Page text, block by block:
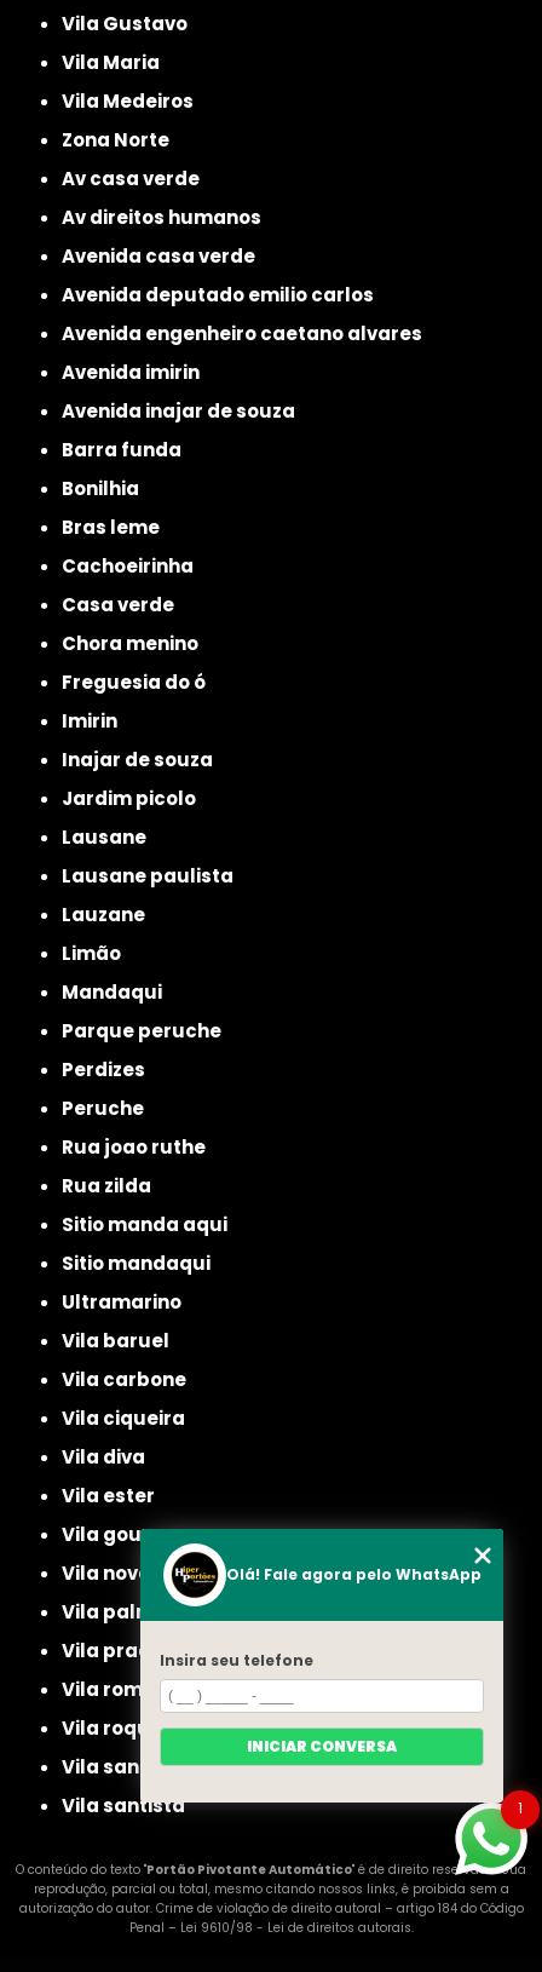
Vila Gustavo
Vila Maria
Vila Medeiros
Zona Norte
av casa verde
av direitos humanos
avenida casa verde
avenida deputado emilio carlos
avenida engenheiro caetano alvares
avenida imirin
avenida inajar de souza
barra funda
bonilhia
bras leme
cachoeirinha
casa verde
chora menino
freguesia do ó
imirin
inajar de souza
jardim picolo
lausane
lausane paulista
lauzane
limão
mandaqui
parque peruche
perdizes
peruche
rua joao ruthe
rua zilda
sitio manda aqui
sitio mandaqui
ultramarino
vila baruel
vila carbone
vila ciqueira
vila diva
vila ester
vila gouvea
vila nova cachoeirinha
vila palmeiras
vila prado
vila romero
vila roque
vila santa maria
vila santista
O conteúdo do texto "Portão Pivotante Automático" é de direito reservado. Sua
reprodução, parcial ou total, mesmo citando nossos links, é proibida sem a
autorização do autor. Crime de violação de direito autoral – artigo 184 do Código
Penal – Lei 9610/98 - Lei de direitos autorais.
1
Olá! Fale agora pelo WhatsApp
Insira seu telefone
INICIAR CONVERSA